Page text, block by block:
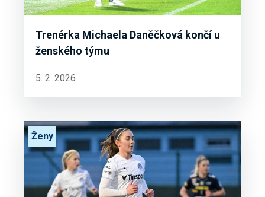
Trenérka Michaela Daněčková končí u
ženského týmu
5. 2. 2026
Ženy